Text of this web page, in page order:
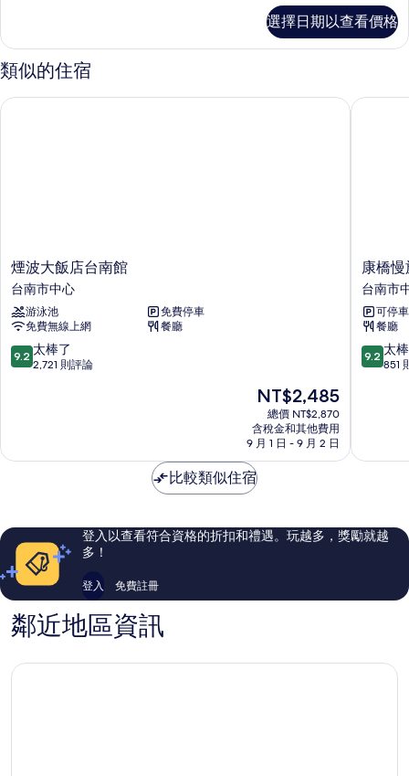
床)
的
所
有
礙
友
善
(雙
選擇日期以查看價格
類似的住宿
煙
波
大
飯
店
台
南
心
煙波大飯店台南館
台南市中心
游泳池
免費停車
免費無線上網
餐廳
9.2
分，
棒
評
論
9.2 太棒了
2,721 則評論
現
在
價
格
為
NT$2,485
NT$2,485
總價 NT$2,870
含稅金和其他費用
9 月 1 日 - 9 月 2 日
煙波大飯店台南館
康
橋
慢
旅
台
南
市
康橋慢
台南市
可停車
餐廳
9.2
分，
棒
評
論
9.2 太
851
康橋慢旅
比較類似住宿
登入以查看符合資格的折扣和禮遇。玩越多，獎勵就越
多！
登入 免費註冊
鄰近地區資訊